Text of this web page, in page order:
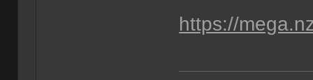
https://